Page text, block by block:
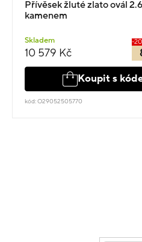
Přívěsek žluté zlato ovál
kamenem
Skladem
10 579 Kč
-
Koupit s
kód: O29052505770